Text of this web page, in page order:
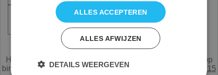
Sta Tafels - Hoge tafels
Alle prijzen zijn netto, exclusief 21% BTW.
Heeft u een vraag of mist u iets,
of bel met de verkoop
binnendienst Nederland0294 285215 0031294285215
ALLES ACCEPTEREN
ALLES AFWIJZEN
DETAILS WEERGEVEN